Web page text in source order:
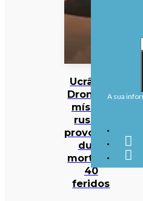
Ucrânia:
Drones e
mísseis
russos
provocam
duas
mortes e
40
feridos
A sua